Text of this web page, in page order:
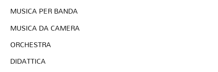
MUSICA PER BANDA
MUSICA DA CAMERA
ORCHESTRA
DIDATTICA